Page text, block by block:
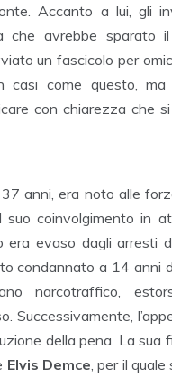
Accanto a lui, gli
che avrebbe sparato
un fascicolo per
casi come questo, ma
con chiarezza che
, 37 anni, era noto alle
suo coinvolgimento in
era evaso dagli arresti
condannato a 14 anni
narcotraffico,
Successivamente,
della pena. La sua
Elvis Demce , per il